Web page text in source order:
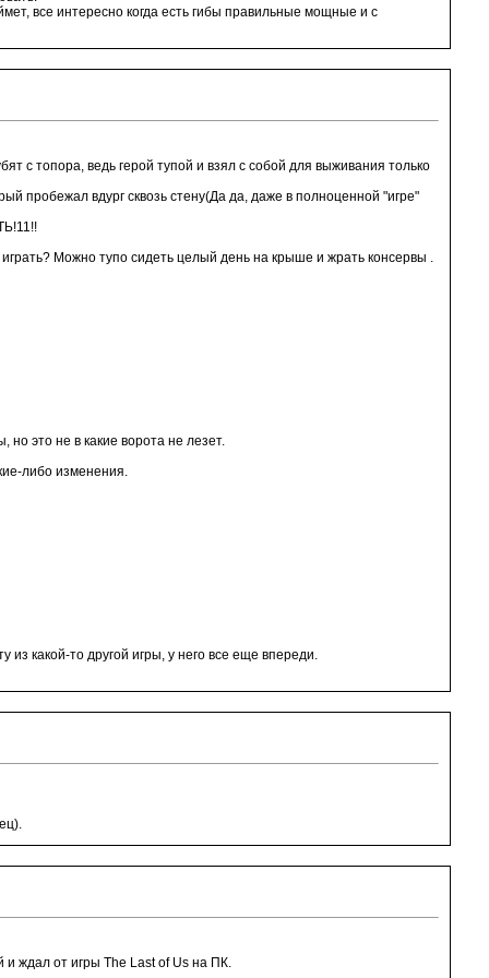
все интересно когда есть гибы правильные мощные и с
с топора, ведь герой тупой и взял с собой для выживания только
пробежал вдург сквозь стену(Да да, даже в полноценной "игре"
Можно тупо сидеть целый день на крыше и жрать консервы .
это не в какие ворота не лезет.
либо изменения.
из какой-то другой игры, у него все еще впереди.
и ждал от игры The Last of Us на ПК.